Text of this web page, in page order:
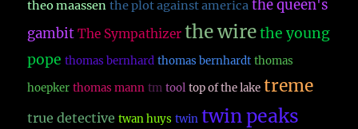
theo maassen the plot against america the queen's
gambit The Sympathizer the wire the young
pope thomas bernhard thomas bernhardt thomas
hoepker thomas mann tm tool top of the lake treme
true detective twan huys twin twin peaks